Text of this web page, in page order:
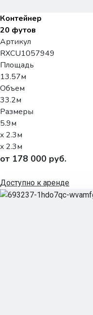
Контейнер
20 футов
Артикул
RXCU1057949
Площадь
13.57м
Объем
33.2м
Размеры
5.9м
x 2.3м
x 2.3м
от 178 000 руб.
Доступно к аренде